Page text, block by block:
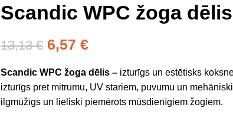
Scandic WPC žoga
13,13€ 6,57 €
Scandic WPC žoga dēlis – izturīgs un estētisks
izturīgs pret mitrumu, UV stariem, puvumu un
ilgmūžīgs un lieliski piemērots mūsdienīgiem žogiem.